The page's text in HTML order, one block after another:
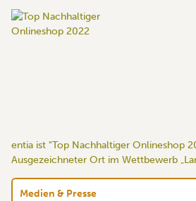
entia ist "Top Nachhaltiger Onlineshop
Ausgezeichneter Ort im Wettbewerb
Medien & Presse